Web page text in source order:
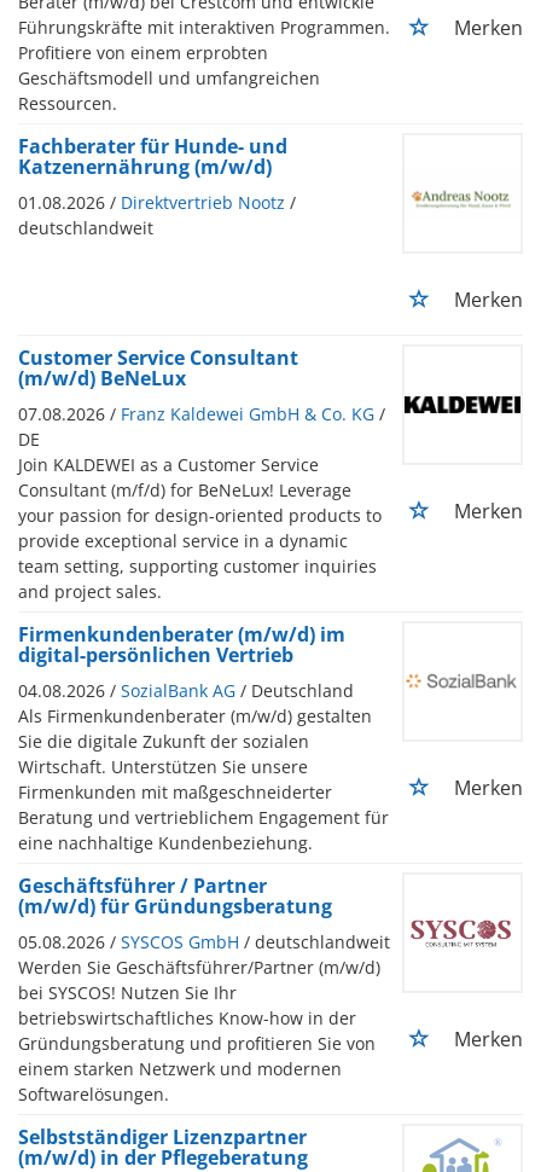
Führungskräfte mit interaktiven Programmen.
Profitiere von einem erprobten
Geschäftsmodell und umfangreichen
Ressourcen.
Merken
Fachberater für Hunde- und
Katzenernährung (m/w/d)
01.08.2026 / Direktvertrieb Nootz /
deutschlandweit
Merken
Customer Service Consultant
(m/w/d) BeNeLux
07.08.2026 / Franz Kaldewei GmbH & Co. KG /
DE
Join KALDEWEI as a Customer Service
Consultant (m/f/d) for BeNeLux! Leverage
your passion for design-oriented products to
provide exceptional service in a dynamic
team setting, supporting customer inquiries
and project sales.
Merken
Firmenkundenberater (m/w/d) im
digital-persönlichen Vertrieb
04.08.2026 / SozialBank AG / Deutschland
Als Firmenkundenberater (m/w/d) gestalten
Sie die digitale Zukunft der sozialen
Wirtschaft. Unterstützen Sie unsere
Firmenkunden mit maßgeschneiderter
Beratung und vertrieblichem Engagement für
eine nachhaltige Kundenbeziehung.
Merken
Geschäftsführer / Partner
(m/w/d) für Gründungsberatung
05.08.2026 / SYSCOS GmbH / deutschlandweit
Werden Sie Geschäftsführer/Partner (m/w/d)
bei SYSCOS! Nutzen Sie Ihr
betriebswirtschaftliches Know-how in der
Gründungsberatung und profitieren Sie von
einem starken Netzwerk und modernen
Softwarelösungen.
Merken
Selbstständiger Lizenzpartner
(m/w/d) in der Pflegeberatung